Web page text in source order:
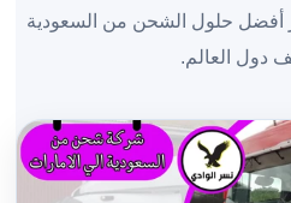
أفضل حلول الشحن من السعودية
دول العالم.